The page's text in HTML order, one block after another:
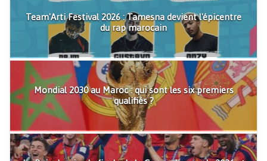
Team'Arti Festival 2026 : Tamesna devient l'épicentre
du rap marocain
Mondial 2030 au Maroc : qui sont les six premiers
qualifiés ?